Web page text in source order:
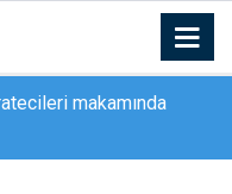
makamında
Belediyesinin milyonluk